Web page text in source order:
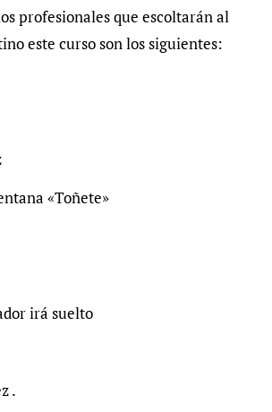
profesionales que escoltarán al
este curso son los siguientes:
«Toñete»
irá suelto
.